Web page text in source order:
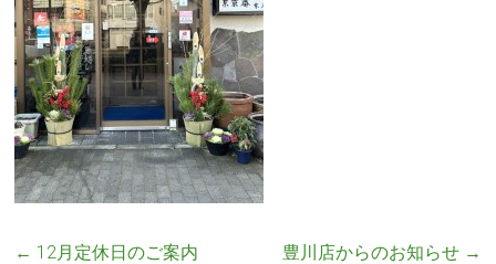
← 12月定休日のご案内 豊川店からのお知らせ →